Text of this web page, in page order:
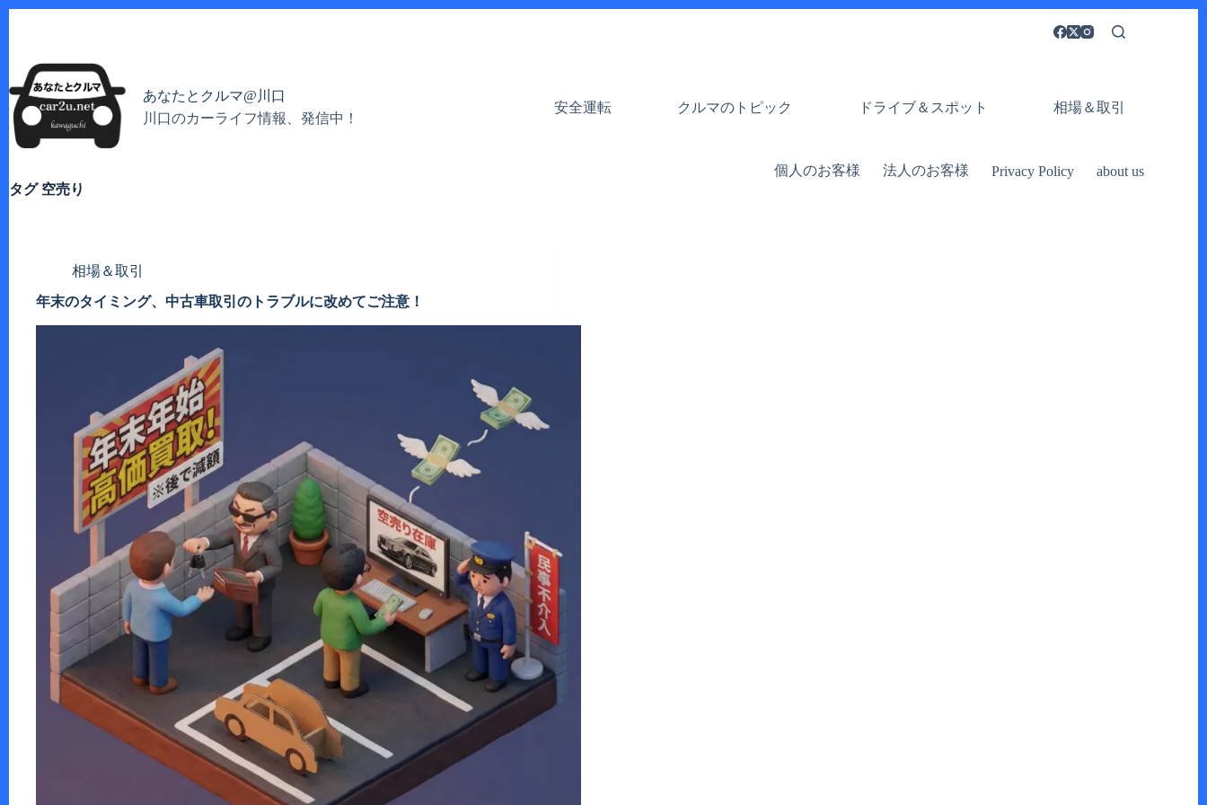
ツ
へ
ス
キ
プ
あなたとクルマ@川口
川口のカーライフ情報、発信中！
安全運転 クルマのトピック ドライブ＆スポット 相場＆取引
個人のお客様 法人のお客様 Privacy Policy
about us
タグ空売り
相場＆取引
年末のタイミング、中古車取引のトラブルに改めてご注意！